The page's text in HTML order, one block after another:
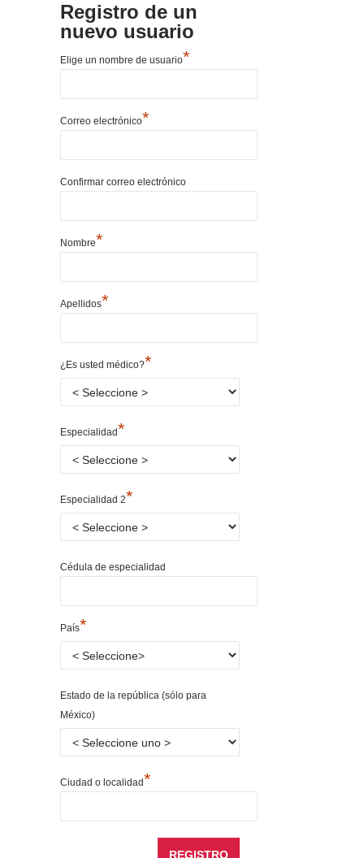
Registro de un
nuevo usuario
Elige un nombre de usuario*
Correo electrónico*
Confirmar correo electrónico
Nombre*
Apellidos*
¿Es usted médico?*
Especialidad*
Especialidad 2*
Cédula de especialidad
País*
Estado de la república (sólo para
México)
Ciudad o localidad*